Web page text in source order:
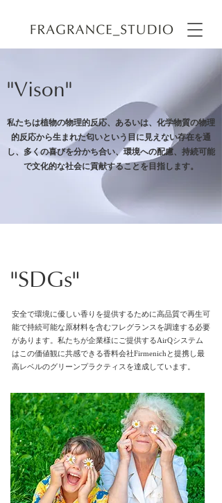
​"Vison"
私たちは植物の物理的反応、あるいは、化学物質の物理
的反応から生まれた匂いという目に見えない存在を通
し、多くの喜びを分かち合い、​環境への配慮、持続可能
で文化的な社会に貢献することを目指します。
​"SDGs"
安全で環境に優しい香りを提供するために高品質で再生可
能で持続可能な原材料を含むフレグランスを調達する必要
があります。私たちが企業様にご提供するAirQシステム
はこの価値観に共感できる香料会社Firmenichと提携し最
高レベルのグリーンプラクティスを達成しています。